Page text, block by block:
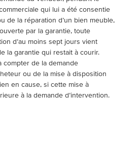
qui lui a été consentie
de la réparation d’un bien meuble,
par la garantie, toute
d’au moins sept jours vient
la garantie qui restait à courir.
compter de la demande
ou de la mise à disposition
en cause, si cette mise à
à la demande d’intervention.